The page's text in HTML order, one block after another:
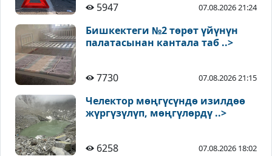
5947 07.08.2026 21:24
Бишкектеги №2 төрөт үйүнүн
палатасынан кантала таб ..>
7730 07.08.2026 21:15
Челектор мөңгүсүндө изилдөө
жүргүзүлүп, мөңгүлөрдү ..>
6258 07.08.2026 18:02